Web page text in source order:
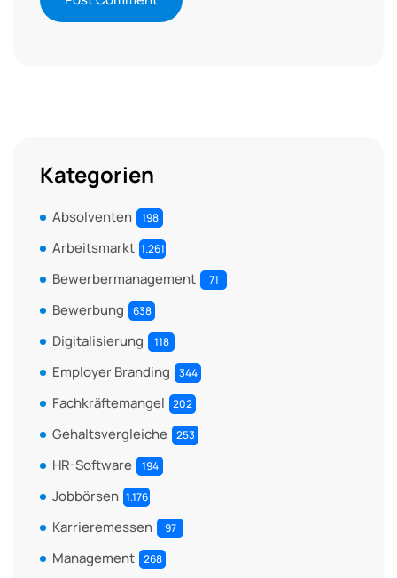
Kategorien
Absolventen 198
Arbeitsmarkt 1.261
Bewerbermanagement 71
Bewerbung 638
Digitalisierung 118
Employer Branding 344
Fachkräftemangel 202
Gehaltsvergleiche 253
HR-Software 194
Jobbörsen 1.176
Karrieremessen 97
Management 268